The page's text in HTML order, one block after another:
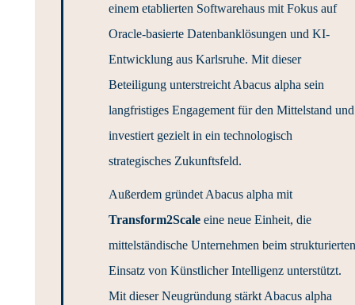
einem etablierten Softwarehaus mit Fokus auf
Oracle-basierte Datenbanklösungen und KI-
Entwicklung aus Karlsruhe. Mit dieser
Beteiligung unterstreicht Abacus alpha sein
langfristiges Engagement für den Mittelstand und
investiert gezielt in ein technologisch
strategisches Zukunftsfeld.
Außerdem gründet Abacus alpha mit
Transform2Scaleeine neue Einheit, die
mittelständische Unternehmen beim strukturierten
Einsatz von Künstlicher Intelligenz unterstützt.
Mit dieser Neugründung stärkt Abacus alpha